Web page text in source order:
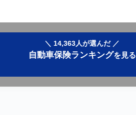
＼ 14,363人が選んだ ／
自動車保険ランキングを見る